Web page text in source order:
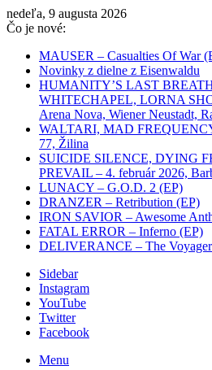
nedeľa, 9 augusta 2026
Čo je nové:
MAUSER – Casualties Of War
Novinky z dielne z Eisenwaldu
HUMANITY’S LAST
WHITECHAPEL, LORNA
Arena Nova, Wiener Neustadt,
WALTARI, MAD
77, Žilina
SUICIDE SILENCE, DYING
PREVAIL – 4. február 2026,
LUNACY – G.O.D. 2 (EP)
DRANZER – Retribution (EP)
IRON SAVIOR – Awesome
FATAL ERROR – Inferno (EP)
DELIVERANCE – The
Sidebar
Instagram
YouTube
Twitter
Facebook
Menu